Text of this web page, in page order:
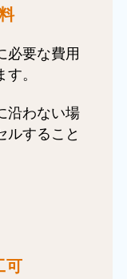
必要な費用
。
沿わない場
ルすること
可